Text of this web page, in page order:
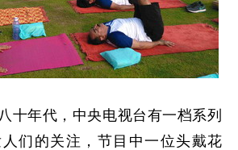
年代，中央电视台有一档系列
们的关注，节目中一位头戴花